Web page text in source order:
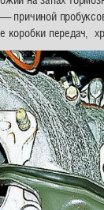
причиной
коробки передач,